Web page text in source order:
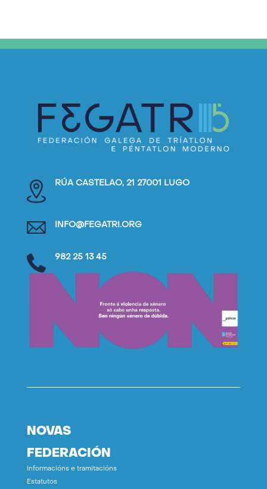
RÚA CASTELAO, 21 27001 LUGO
INFO@FEGATRI.ORG
982 25 13 45
NOVAS
FEDERACIÓN
Informacións e tramitacións
Estatutos